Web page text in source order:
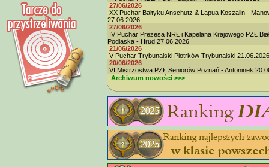
27/06/2026
XX Puchar Bałtyku Anschutz & Lapua Koszalin -
27.06.2026
27/06/2026
IV Puchar Prezesa NRŁ i Kapelana Krajowego PZŁ
Podlaska - Hrud 27.06.2026
21/06/2026
V Puchar Trybunalski Piotrków Trybunalski 21.06.2026
20/06/2026
VI Mistrzostwa PZŁ Seniorów Poznań - Antoninek
Archiwum nowości >>>